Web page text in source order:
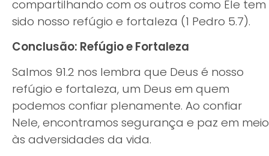
compartilhando com os outros como Ele tem
sido nosso refúgio e fortaleza (1 Pedro 5.7).
Conclusão: Refúgio e Fortaleza
Salmos 91.2 nos lembra que Deus é nosso
refúgio e fortaleza, um Deus em quem
podemos confiar plenamente. Ao confiar
Nele, encontramos segurança e paz em meio
às adversidades da vida.